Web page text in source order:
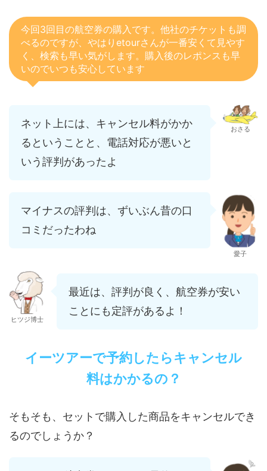
今回3回目の航空券の購入です。他社のチケットも調
べるのですが、やはりetourさんが一番安くて見やす
く、検索も早い気がします。購入後のレポンスも早
いのでいつも安心しています
ネット上には、キャンセル料がかか
るということと、電話対応が悪いと
いう評判があったよ
おさる
マイナスの評判は、ずいぶん昔の口
コミだったわね
愛子
ヒツジ博士
最近は、評判が良く、航空券が安い
ことにも定評があるよ！
イーツアーで予約したらキャンセル
料はかかるの？
そもそも、セットで購入した商品をキャンセルでき
るのでしょうか？